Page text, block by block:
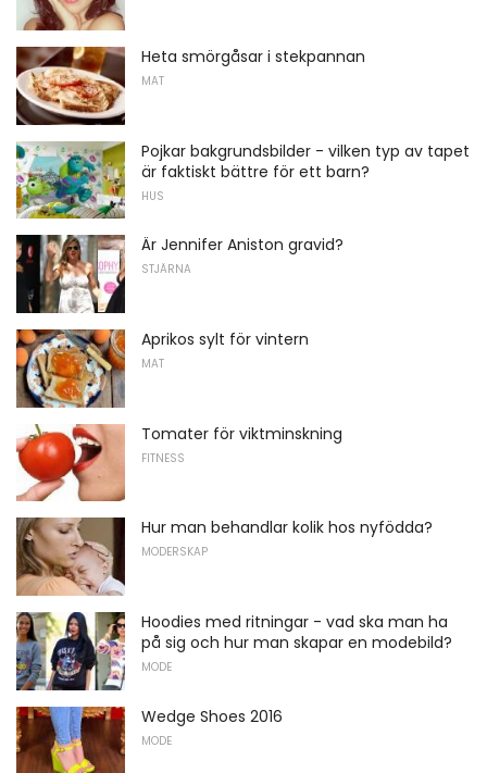
Heta smörgåsar i stekpannan
MAT
Pojkar bakgrundsbilder - vilken typ av tapet
är faktiskt bättre för ett barn?
HUS
Är Jennifer Aniston gravid?
STJÄRNA
Aprikos sylt för vintern
MAT
Tomater för viktminskning
FITNESS
Hur man behandlar kolik hos nyfödda?
MODERSKAP
Hoodies med ritningar - vad ska man ha
på sig och hur man skapar en modebild?
MODE
Wedge Shoes 2016
MODE